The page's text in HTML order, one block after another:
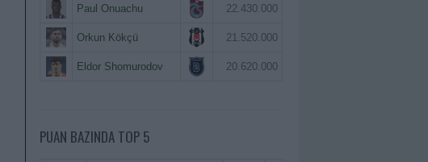
Paul Onuachu 22.430.000
Orkun Kökçü 21.520.000
Eldor Shomurodov 20.620.000
PUAN BAZINDA TOP 5